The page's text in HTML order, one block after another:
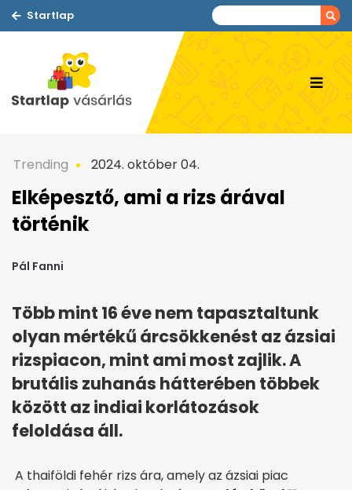
Startlap
Trending 2024. október 04.
Elképesztő, ami a rizs árával
történik
Pál Fanni
Több mint 16 éve nem tapasztaltunk
olyan mértékű árcsökkenést az ázsiai
rizspiacon, mint ami most zajlik. A
brutális zuhanás hátterében többek
között az indiai korlátozások
feloldása áll.
A thaiföldi fehér rizs ára, amely az ázsiai piac